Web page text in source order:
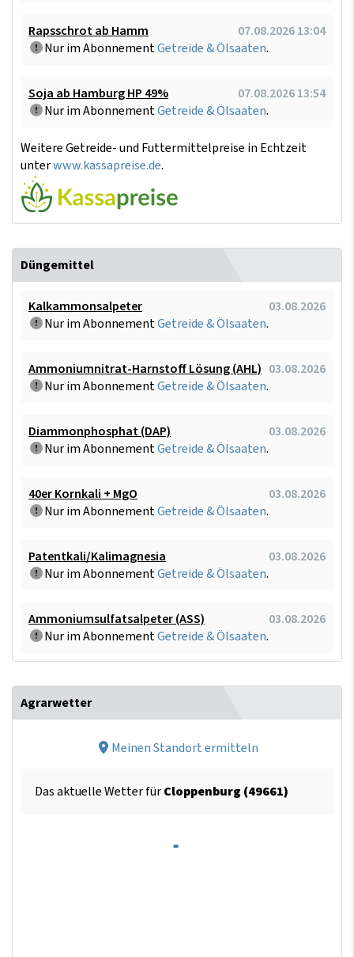
Rapsschrot ab Hamm
07.08.2026 13:04
Nur im AbonnementGetreide & Ölsaaten.
Soja ab Hamburg HP 49%
07.08.2026 13:54
Nur im AbonnementGetreide & Ölsaaten.
Weitere Getreide- und Futtermittelpreise in Echtzeit
unterwww.kassapreise.de.
Düngemittel
Kalkammonsalpeter
03.08.2026
Nur im AbonnementGetreide & Ölsaaten.
Ammoniumnitrat-Harnstoff Lösung (AHL) 03.08.2026
Nur im AbonnementGetreide & Ölsaaten.
Diammonphosphat (DAP)
03.08.2026
Nur im AbonnementGetreide & Ölsaaten.
40er Kornkali + MgO
03.08.2026
Nur im AbonnementGetreide & Ölsaaten.
Patentkali/Kalimagnesia
03.08.2026
Nur im AbonnementGetreide & Ölsaaten.
Ammoniumsulfatsalpeter (ASS)
03.08.2026
Nur im AbonnementGetreide & Ölsaaten.
Agrarwetter
Meinen Standort ermitteln
Das aktuelle Wetter fürCloppenburg (49661)